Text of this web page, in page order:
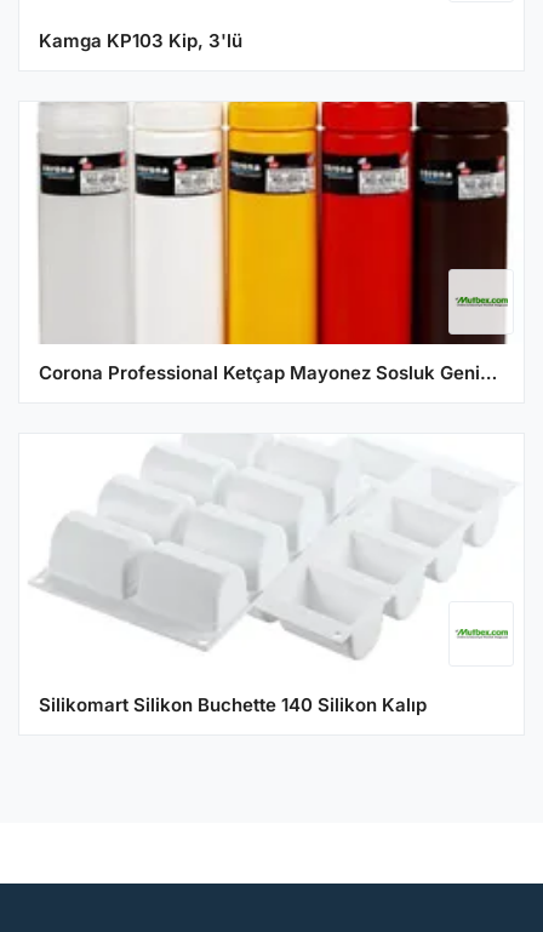
Kamga KP103 Kip, 3'lü
Corona Professional Ketçap Mayonez Sosluk Geniş Kapaklı Şeffaf Bo2115
Silikomart Silikon Buchette 140 Silikon Kalıp